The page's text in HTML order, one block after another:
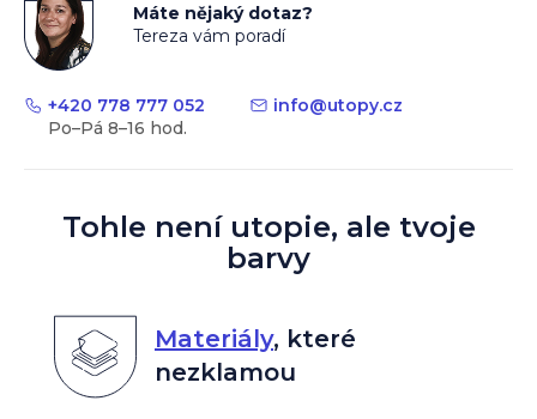
Máte nějaký dotaz?
Tereza vám poradí
+420 778 777 052 info@utopy.cz
Tohle není utopie, ale tvoje
barvy
Materiály, které
nezklamou